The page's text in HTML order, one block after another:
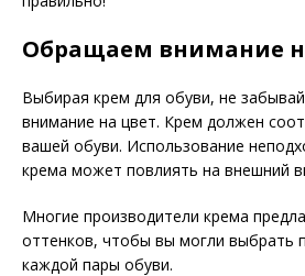
Обращаем внимание
Выбирая крем для обуви, не
внимание на цвет. Крем должен
вашей обуви. Использование
крема может повлиять на внешний
Многие производители крема
оттенков, чтобы вы могли выбрать
каждой пары обуви.